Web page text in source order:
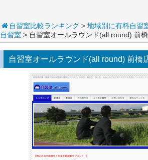
自習室比較ランキング > 地域別に有料自習
自習室 > 自習室オールラウンド(all round) 前
自習室オールラウンド(all round) 前橋